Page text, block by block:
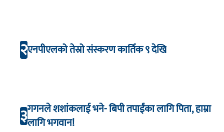
२एनपीएलको तेस्रो संस्करण कार्तिक ९ देखि
३गगनले शशांकलाई भने- बिपी तपाईंका लागि पिता, हाम्रा
लागि भगवान!